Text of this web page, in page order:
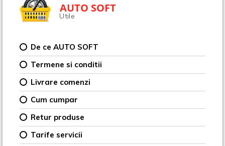
AUTO SOFT
Utile
De ce AUTO SOFT
Termene si conditii
Livrare comenzi
Cum cumpar
Retur produse
Tarife servicii